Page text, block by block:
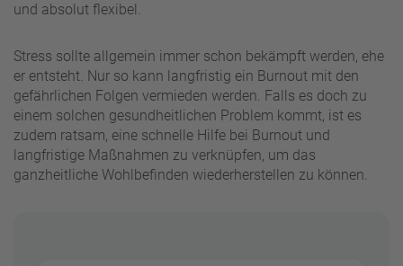
und absolut flexibel.
Stress sollte allgemein immer schon bekämpft werden, ehe
er entsteht. Nur so kann langfristig ein Burnout mit den
gefährlichen Folgen vermieden werden. Falls es doch zu
einem solchen gesundheitlichen Problem kommt, ist es
zudem ratsam, eine schnelle Hilfe bei Burnout und
langfristige Maßnahmen zu verknüpfen, um das
ganzheitliche Wohlbefinden wiederherstellen zu können.